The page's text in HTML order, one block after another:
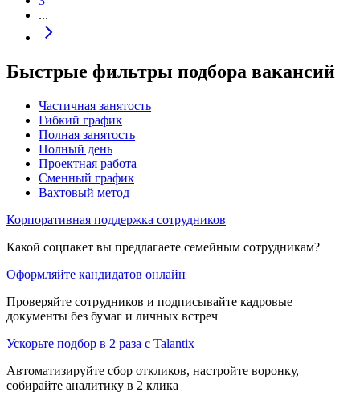
...
Быстрые фильтры подбора вакансий
Частичная занятость
Гибкий график
Полная занятость
Полный день
Проектная работа
Сменный график
Вахтовый метод
Корпоративная поддержка сотрудников
Какой соцпакет вы предлагаете семейным сотрудникам?
Оформляйте кандидатов онлайн
Проверяйте сотрудников и подписывайте кадровые
документы без бумаг и личных встреч
Ускорьте подбор в 2 раза с Talantix
Автоматизируйте сбор откликов, настройте воронку,
собирайте аналитику в 2 клика